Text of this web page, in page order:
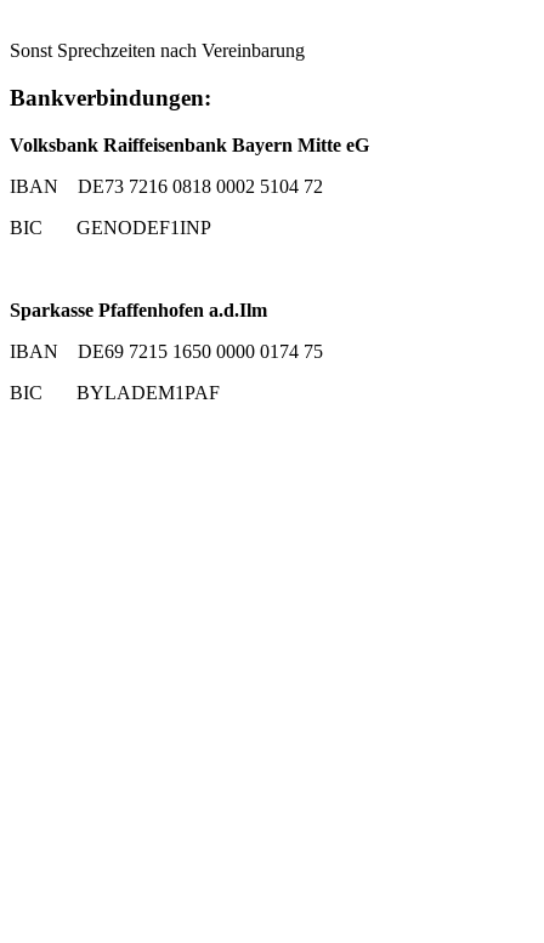
Sonst Sprechzeiten nach Vereinbarung
Bankverbindungen:
Volksbank Raiffeisenbank Bayern Mitte eG
IBAN DE73 7216 0818 0002 5104 72
BIC GENODEF1INP
Sparkasse Pfaffenhofen a.d.Ilm
IBAN DE69 7215 1650 0000 0174 75
BIC BYLADEM1PAF